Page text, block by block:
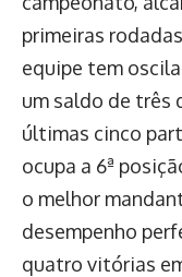
primeiras
equipe tem
um saldo de três
últimas cinco
ocupa a 6ª
o melhor
desempenho
quatro vitórias